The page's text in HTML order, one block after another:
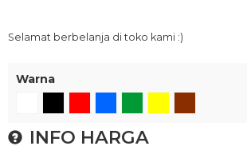
Selamat berbelanja di toko kami :)
Warna
INFO HARGA